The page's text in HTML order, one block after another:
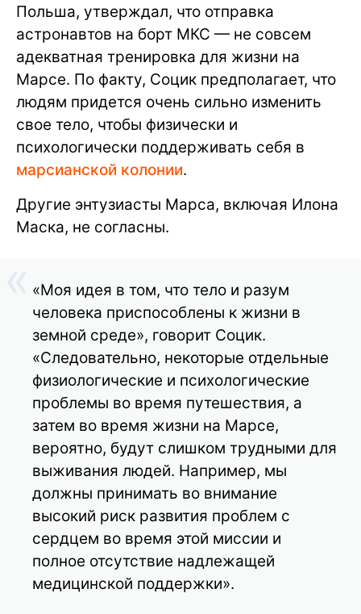
Польша, утверждал, что отправка
астронавтов на борт МКС — не совсем
адекватная тренировка для жизни на
Марсе. По факту, Социк предполагает, что
людям придется очень сильно изменить
свое тело, чтобы физически и
психологически поддерживать себя в
марсианской колонии.
Другие энтузиасты Марса, включая Илона
Маска, не согласны.
«Моя идея в том, что тело и разум
человека приспособлены к жизни в
земной среде», говорит Социк.
«Следовательно, некоторые отдельные
физиологические и психологические
проблемы во время путешествия, а
затем во время жизни на Марсе,
вероятно, будут слишком трудными для
выживания людей. Например, мы
должны принимать во внимание
высокий риск развития проблем с
сердцем во время этой миссии и
полное отсутствие надлежащей
медицинской поддержки».